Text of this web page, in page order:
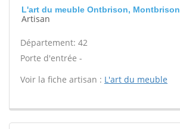
L'art du meuble Ontbrison, Montbrison
Artisan
Département: 42
Porte d'entrée -
Voir la fiche artisan : L'art du meuble